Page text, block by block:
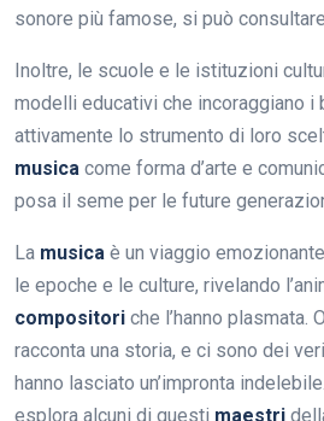
sonore più famose, si può consultare
Inoltre, le scuole e le istituzioni
modelli educativi che incoraggiano i
attivamente lo strumento di loro
musica come forma d’arte e
posa il seme per le future
La musica è un viaggio
le epoche e le culture, rivelando
compositori che l’hanno plasmata.
racconta una storia, e ci sono dei
hanno lasciato un’impronta
esplora alcuni di questi maestri